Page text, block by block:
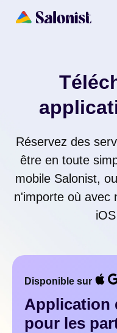
Réservez des
être en toute
mobile Salonist,
n'importe où avec
Disponible sur
Application
pour les